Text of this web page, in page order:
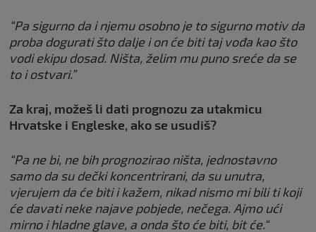
“Pa sigurno da i njemu osobno je to sigurno motiv da
proba dogurati što dalje i on će biti taj vođa kao što
vodi ekipu dosad. Ništa, želim mu puno sreće da se
to i ostvari.”
Za kraj, možeš li dati prognozu za utakmicu
Hrvatske i Engleske, ako se usudiš?
“Pa ne bi, ne bih prognozirao ništa, jednostavno
samo da su dečki koncentrirani, da su unutra,
vjerujem da će biti i kažem, nikad nismo mi bili ti koji
će davati neke najave pobjede, nečega. Ajmo ući
mirno i hladne glave, a onda što će biti, bit će.“